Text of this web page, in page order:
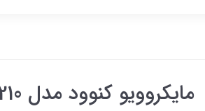
مایکروویو کنوود مدل mwl210